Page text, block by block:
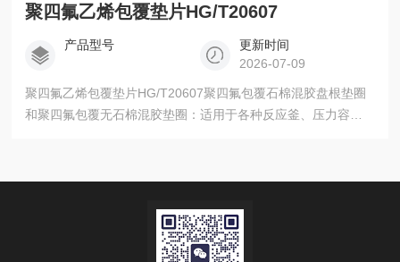
聚四氟乙烯包覆垫片HG/T20607
产品型号
更新时间
2026-07-09
聚四氟乙烯包覆垫片HG/T20607聚四氟包覆石棉混胶盘根垫圈
和聚四氟包覆无石棉混胶垫圈：适用于各种反应釜、压力容